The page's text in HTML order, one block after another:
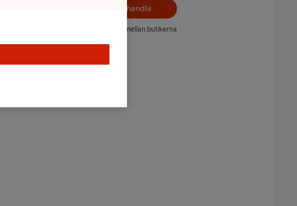
Välj butik och handla
Sortimentet kan variera mellan butikerna